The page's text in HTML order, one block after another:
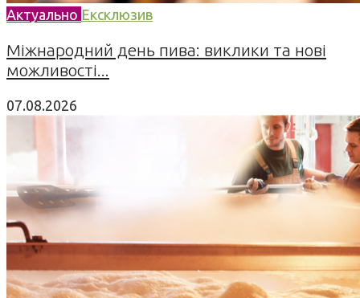
Актуально Ексклюзив
Міжнародний день пива: виклики та нові
можливості...
07.08.2026